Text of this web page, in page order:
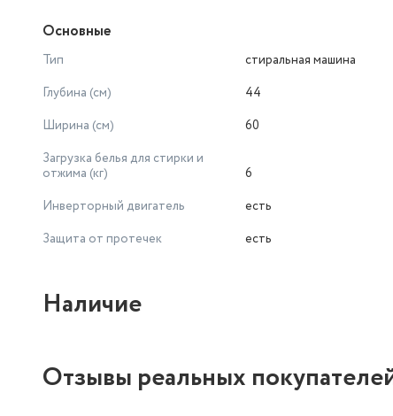
Основные
Тип
стиральная машина
Глубина (см)
44
Ширина (см)
60
Загрузка белья для стирки и
отжима (кг)
6
Инверторный двигатель
есть
Защита от протечек
есть
Наличие
Отзывы реальных